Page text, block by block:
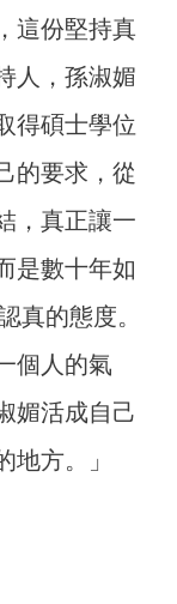
這份堅持真
人，孫淑媚
得碩士學位
的要求，從
，真正讓一
是數十年如
真的態度。
個人的氣
媚活成自己
地方。」